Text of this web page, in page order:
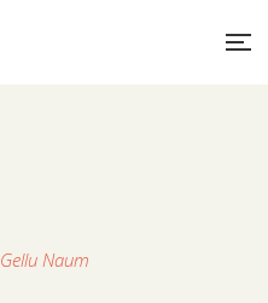
Gellu Naum